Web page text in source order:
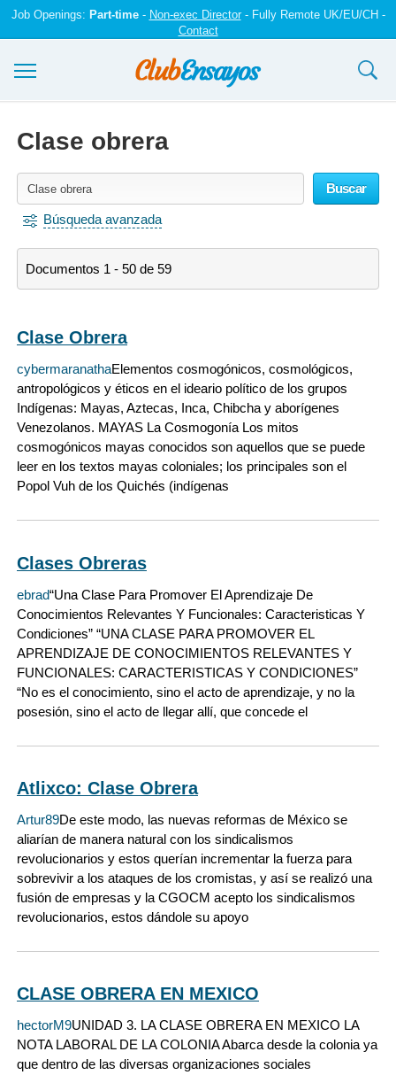
Job Openings: Part-time- Non-exec Director- Fully Remote UK/EU/CH -
Contact
Iniciar sesión
Clase obrera
Buscar
Búsqueda avanzada
Documentos 1 - 50 de 59
Clase Obrera
cybermaranathaElementos cosmogónicos, cosmológicos,
antropológicos y éticos en el ideario político de los grupos
Indígenas: Mayas, Aztecas, Inca, Chibcha y aborígenes
Venezolanos. MAYAS La Cosmogonía Los mitos
cosmogónicos mayas conocidos son aquellos que se puede
leer en los textos mayas coloniales; los principales son el
Popol Vuh de los Quichés (indígenas
Clases Obreras
ebrad“Una Clase Para Promover El Aprendizaje De
Conocimientos Relevantes Y Funcionales: Caracteristicas Y
Condiciones” “UNA CLASE PARA PROMOVER EL
APRENDIZAJE DE CONOCIMIENTOS RELEVANTES Y
FUNCIONALES: CARACTERISTICAS Y CONDICIONES”
“No es el conocimiento, sino el acto de aprendizaje, y no la
posesión, sino el acto de llegar allí, que concede el
Atlixco: Clase Obrera
Artur89De este modo, las nuevas reformas de México se
aliarían de manera natural con los sindicalismos
revolucionarios y estos querían incrementar la fuerza para
sobrevivir a los ataques de los cromistas, y así se realizó una
fusión de empresas y la CGOCM acepto los sindicalismos
revolucionarios, estos dándole su apoyo
CLASE OBRERA EN MEXICO
hectorM9UNIDAD 3. LA CLASE OBRERA EN MEXICO LA
NOTA LABORAL DE LA COLONIA Abarca desde la colonia ya
que dentro de las diversas organizaciones sociales